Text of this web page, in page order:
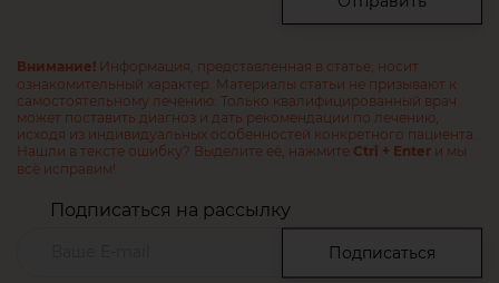
Внимание! Информация, представленная в статье, носит
ознакомительный характер. Материалы статьи не призывают к
самостоятельному лечению. Только квалифицированный врач
может поставить диагноз и дать рекомендации по лечению,
исходя из индивидуальных особенностей конкретного пациента.
Нашли в тексте ошибку? Выделите её, нажмите Ctrl + Enter и мы
всё исправим!
Подписаться на рассылку
Подписаться